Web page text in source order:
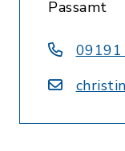
Passamt